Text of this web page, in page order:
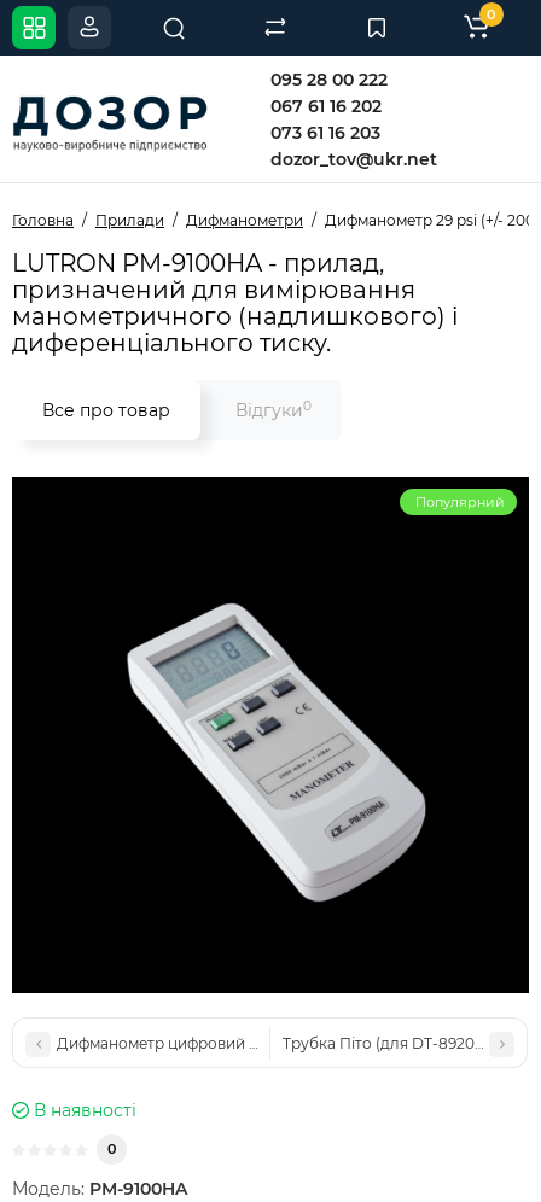
095 28 00 222
067 61 16 202
073 61 16 203
dozor_tov@ukr.net
0
Головна Прилади Дифманометри Дифманометр 29 psi (+/- 200
LUTRON PM-9100HA - прилад,
призначений для вимірювання
манометричного (надлишкового) і
диференціального тиску.
Все про товар Відгуки0
Популярний
Дифманометр цифровий 100 psi (+/- 690 кПа ) AZ-82100
Трубка Піто (для DT-8920) CEM
В наявності
0
Модель: PM-9100HA